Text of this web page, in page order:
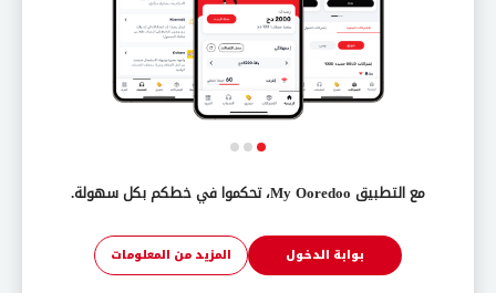
مع التطبيق My Ooredoo، تحكموا في خطكم بكل سهولة.
بوابة الدخول المزيد من المعلومات